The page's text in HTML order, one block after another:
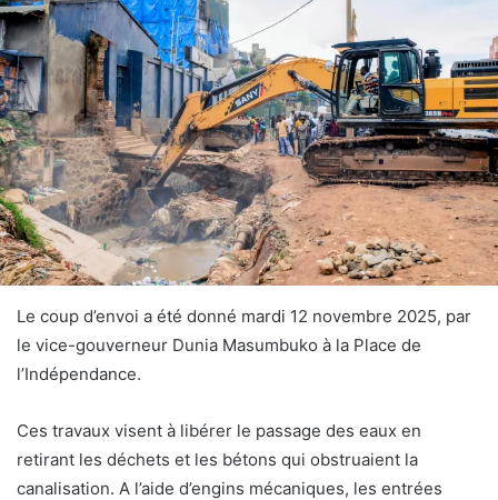
Le coup d’envoi a été donné mardi 12 novembre 2025, par
le vice-gouverneur Dunia Masumbuko à la Place de
l’Indépendance.
Ces travaux visent à libérer le passage des eaux en
retirant les déchets et les bétons qui obstruaient la
canalisation. A l’aide d’engins mécaniques, les entrées